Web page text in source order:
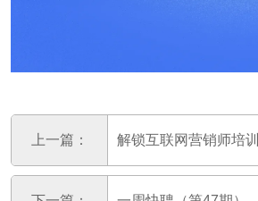
上一篇：